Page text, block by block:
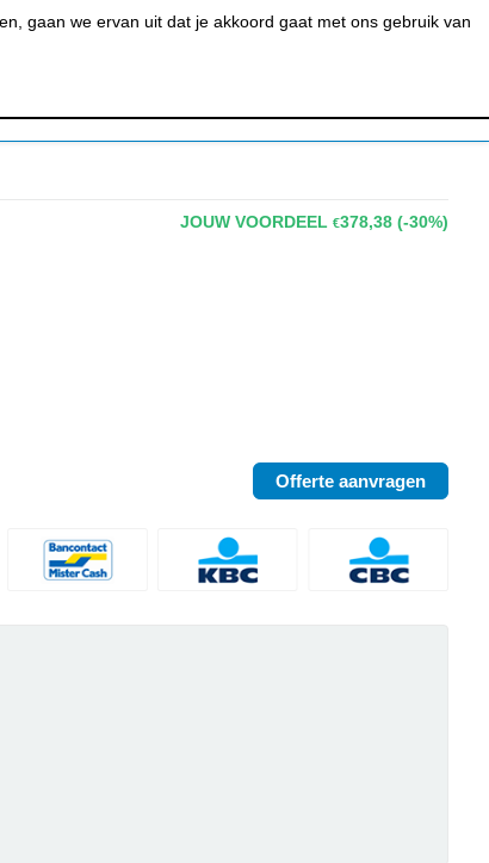
gaan we ervan uit dat je akkoord gaat met ons gebruik van
ACCOUNT BESTELSTATUS 0 WINKELWAGEN
JOUW VOORDEEL€378,38 (-30%)